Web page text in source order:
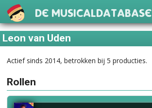
De Musicaldatabase
Leon van Uden
Actief sinds 2014, betrokken bij 5 producties.
Rollen